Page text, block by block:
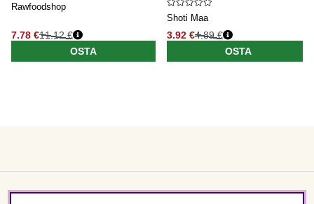
Rawfoodshop
7.78 €11.12 €
OSTA
Shoti Maa
3.92 €4.89 €
OSTA